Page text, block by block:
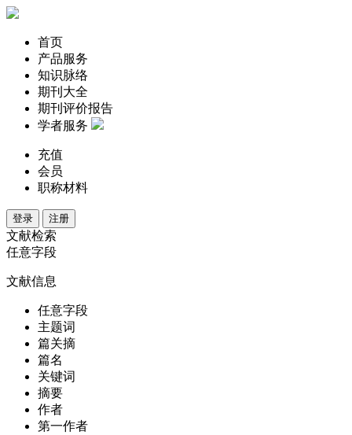
首页
产品服务
知识脉络
期刊大全
期刊评价报告
学者服务
充值
会员
职称材料
登录 注册
文献检索
任意字段
文献信息
任意字段
主题词
篇关摘
篇名
关键词
摘要
作者
第一作者